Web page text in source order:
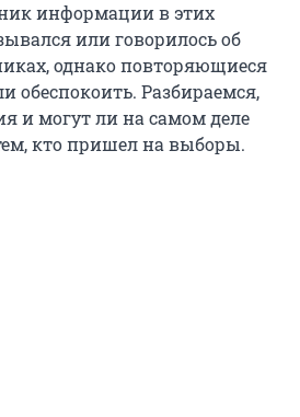
информации в этих
или говорилось об
однако повторяющиеся
обеспокоить. Разбираемся,
и могут ли на самом деле
кто пришел на выборы.